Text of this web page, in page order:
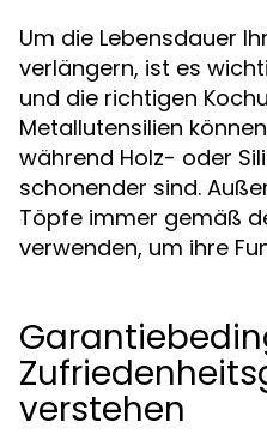
Um die Lebensdauer
verlängern, ist es
und die richtigen
Metallutensilien
während Holz- oder
schonender sind.
Töpfe immer gemäß
verwenden, um ihre
verstehen